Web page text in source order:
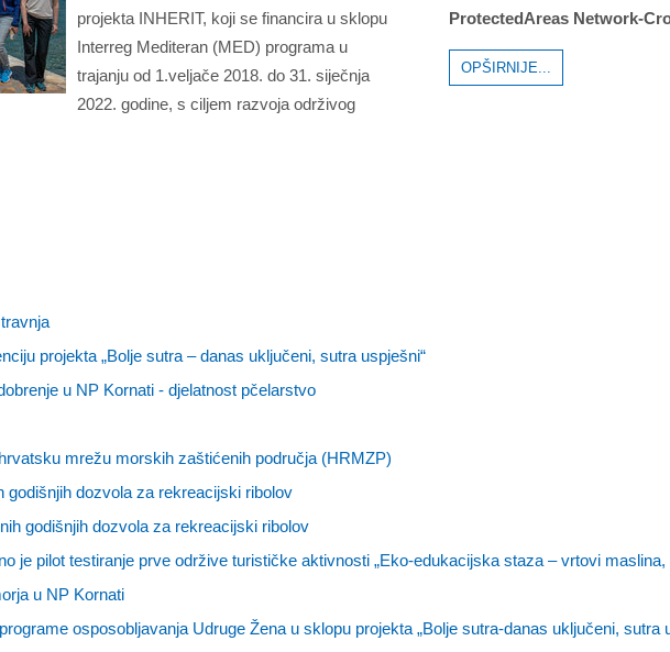
projekta INHERIT, koji se financira u sklopu
Interreg Mediteran (MED) programa u
trajanju od 1.veljače 2018. do 31. siječnja
2022. godine, s ciljem razvoja održivog
ProtectedAreas Network-
OPŠIRNIJE...
projekta „Bolje sutra – danas uključeni, sutra uspješni“
u NP Kornati - djelatnost pčelarstvo
mrežu morskih zaštićenih područja (HRMZP)
godišnjih dozvola za rekreacijski ribolov
godišnjih dozvola za rekreacijski ribolov
je pilot testiranje prve održive turističke aktivnosti „Eko-edukacijska staza – vrtovi
u NP Kornati
osposobljavanja Udruge Žena u sklopu projekta „Bolje sutra-danas uključeni, sutra